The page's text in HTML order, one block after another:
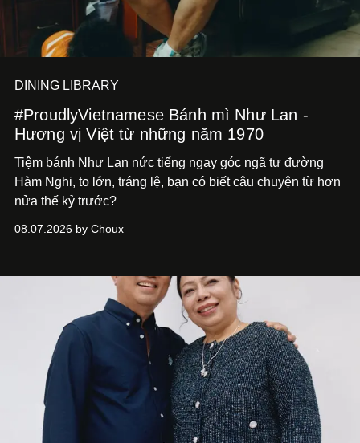
DINING LIBRARY
#ProudlyVietnamese Bánh mì Như Lan -
Hương vị Việt từ những năm 1970
Tiệm bánh Như Lan nức tiếng ngay góc ngã tư đường
Hàm Nghi, to lớn, tráng lệ, bạn có biết câu chuyện từ hơn
nửa thế kỷ trước?
08.07.2026 by Choux